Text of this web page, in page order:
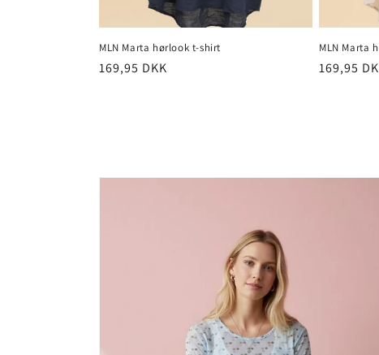
MLN Marta hørlook t-shirt
Normalpris
169,95 DKK
MLN Marta
169,95